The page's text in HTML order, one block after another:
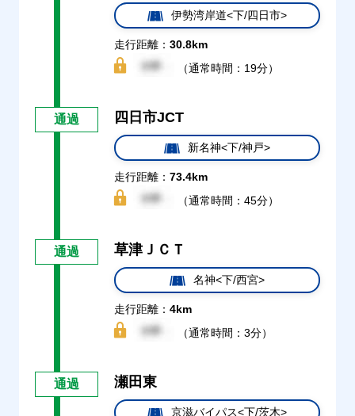
伊勢湾岸道<下/四日市>
走行距離： 30.8km
（通常時間：19分）
通過 四日市JCT
新名神<下/神戸>
走行距離： 73.4km
（通常時間：45分）
通過 草津ＪＣＴ
名神<下/西宮>
走行距離： 4km
（通常時間：3分）
通過 瀬田東
京滋バイパス<下/茨木>